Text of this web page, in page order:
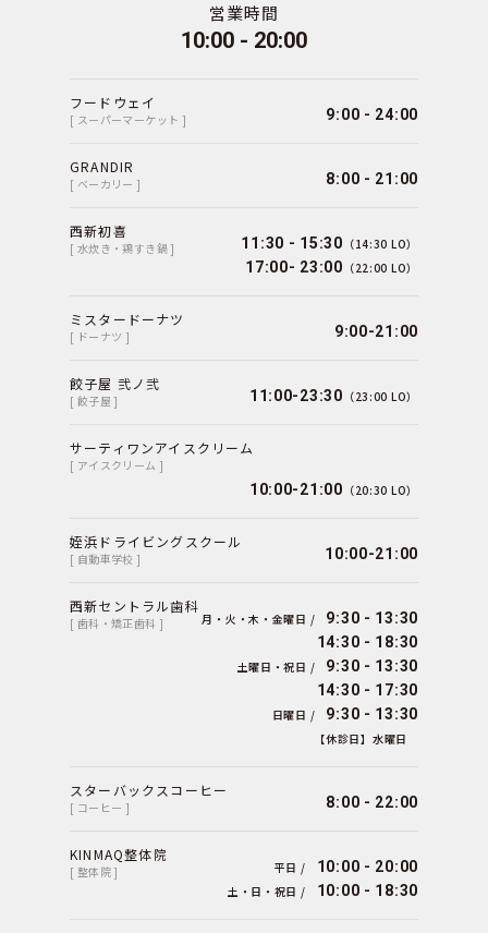
営業時間
10:00 - 20:00
フードウェイ
[ スーパーマーケット ] 9:00 - 24:00
GRANDIR
[ ベーカリー ] 8:00 - 21:00
西新初喜
[ 水炊き・鶏すき鍋 ] 11:30 - 15:30 （14:30 LO）
17:00- 23:00 （22:00 LO）
ミスタードーナツ
[ ドーナツ ] 9:00-21:00
餃子屋 弐ノ弐
[ 餃子屋 ] 11:00-23:30 （23:00 LO）
サーティワンアイスクリーム
[ アイスクリーム ]
10:00-21:00 （20:30 LO）
姪浜ドライビングスクール
[ 自動車学校 ] 10:00-21:00
西新セントラル歯科
[ 歯科・矯正歯科 ] 月・火・木・金曜日 /
9:30 - 13:30
14:30 - 18:30
土曜日・祝日 /
9:30 - 13:30
14:30 - 17:30
日曜日 / 9:30 - 13:30
【休診日】水曜日
スターバックスコーヒー
[ コーヒー ] 8:00 - 22:00
KINMAQ整体院
[ 整体院 ] 平日 / 10:00 - 20:00
土・日・祝日 / 10:00 - 18:30